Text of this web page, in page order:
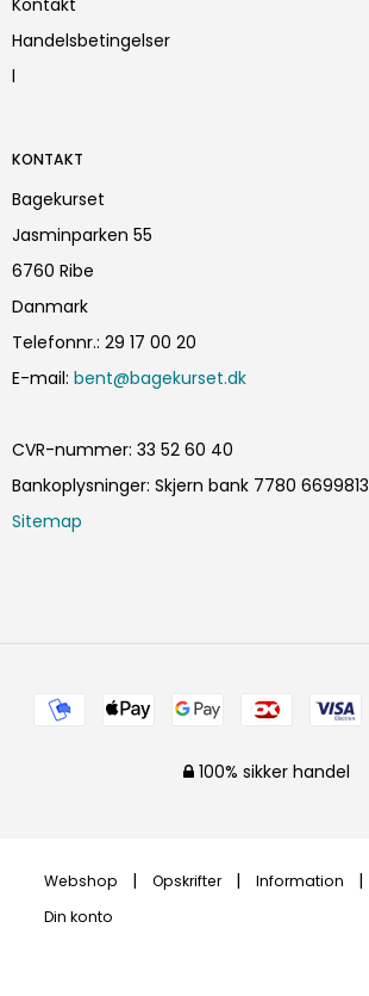
Handelsbetingelser
l
KONTAKT
Bagekurset
Jasminparken 55
6760 Ribe
Danmark
Telefonnr.: 29 17 00 20
E-mail: bent@bagekurset.dk
CVR-nummer: 33 52 60 40
Bankoplysninger: Skjern bank 7780 6699813
Sitemap
100% sikker handel
Webshop Opskrifter Information
Din konto